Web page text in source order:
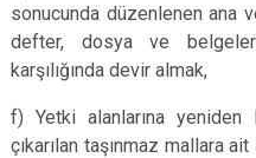
sonucunda düzenlenen ana
defter, dosya ve
karşılığında devir almak,
f) Yetki alanlarına yeniden
çıkarılan taşınmaz mallara